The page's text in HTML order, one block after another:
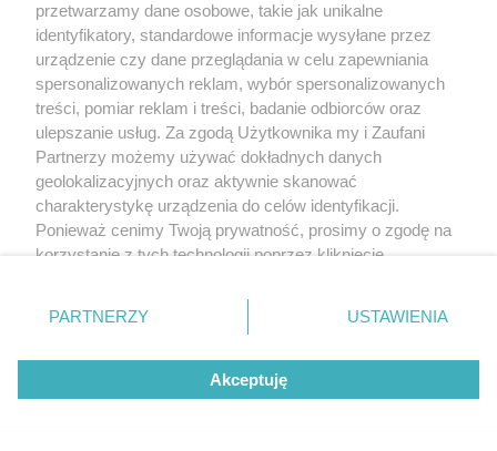
Żaden utwór zamieszczony w serwisie nie może być powielany i
rozpowszechniany lub dalej rozpowszechniany w jakikolwiek sposób (w
tym także elektroniczny lub mechaniczny) na jakimkolwiek polu
eksploatacji w jakiejkolwiek formie, włącznie z umieszczaniem w Internecie
bez właściwej zgody, jest zabronione pod groźbą kary i może być ścigane
prawnie.
przetwarzamy dane osobowe, takie jak unikalne
identyfikatory, standardowe informacje wysyłane przez
urządzenie czy dane przeglądania w celu zapewniania
spersonalizowanych reklam, wybór spersonalizowanych
treści, pomiar reklam i treści, badanie odbiorców oraz
ulepszanie usług. Za zgodą Użytkownika my i Zaufani
Partnerzy możemy używać dokładnych danych
geolokalizacyjnych oraz aktywnie skanować
charakterystykę urządzenia do celów identyfikacji.
Ponieważ cenimy Twoją prywatność, prosimy o zgodę na
korzystanie z tych technologii poprzez kliknięcie
zmienić/wycofać klikając przycisk ustawień prywatności
znajdujący się w lewym dolnym rogu strony
rodzaje przetwarzania danych nie wymagają zgody
użytkownika, ale masz prawo sprzeciwić się takiemu
przetwarzaniu. Preferencje będą miały zastosowanie tylko
PARTNERZY USTAWIENIA
Akceptuję